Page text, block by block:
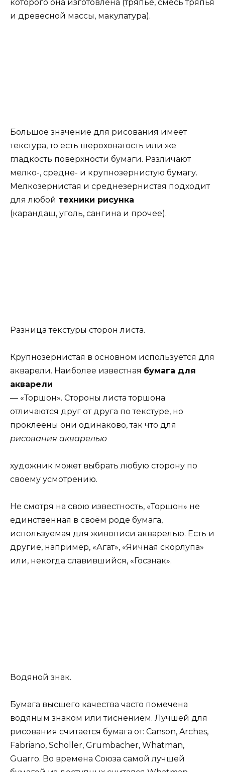
которого она изготовлена (тряпьё, смесь тряпья
и древесной массы, макулатура).
Большое значение для рисования имеет
текстура, то есть шероховатость или же
гладкость поверхности бумаги. Различают
мелко-, средне- и крупнозернистую бумагу.
Мелкозернистая и среднезернистая подходит
для любой техники рисунка
(карандаш, уголь, сангина и прочее).
Разница текстуры сторон листа.
Крупнозернистая в основном используется для
акварели. Наиболее известная бумага для
акварели
— «Торшон». Стороны листа торшона
отличаются друг от друга по текстуре, но
проклеены они одинаково, так что для
рисования акварелью
художник может выбрать любую сторону по
своему усмотрению.
Не смотря на свою известность, «Торшон» не
единственная в своём роде бумага,
используемая для живописи акварелью. Есть и
другие, например, «Агат», «Яичная скорлупа»
или, некогда славившийся, «Госзнак».
Водяной знак.
Бумага высшего качества часто помечена
водяным знаком или тиснением. Лучшей для
рисования считается бумага от: Canson, Arches,
Fabriano, Scholler, Grumbacher, Whatman,
Guarro. Во времена Союза самой лучшей